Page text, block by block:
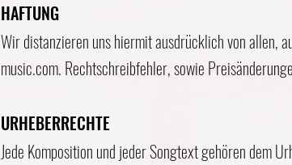
HAFTUNG
Wir distanzieren uns hiermit ausdrücklich von allen,
music.com. Rechtschreibfehler, sowie
URHEBERRECHTE
Jede Komposition und jeder Songtext gehören dem